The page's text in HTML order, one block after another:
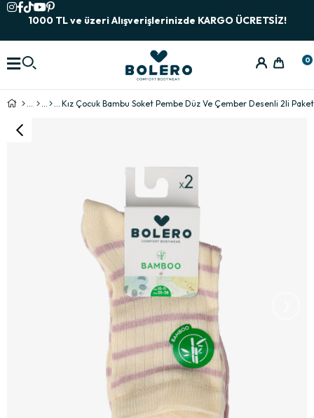
1000 TL ve üzeri Alışverişlerinizde KARGO ÜCRETSİZ!
0
Kız Çocuk Bambu Soket Pembe Düz Ve Çember Desenli 2li Paket